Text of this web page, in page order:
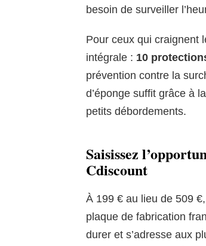
besoin de surveiller
Pour ceux qui craignent
intégrale : 10
prévention contre la
d’éponge suffit grâce à
petits débordements.
Saisissez
Cdiscount
À 199 € au lieu de 509
plaque de fabrication
durer et s’adresse aux